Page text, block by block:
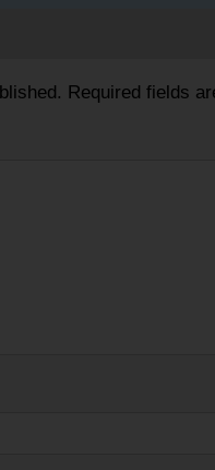
Required fields